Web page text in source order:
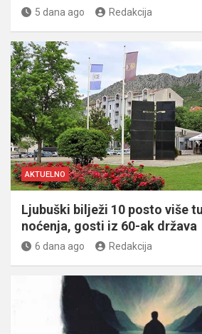
5 dana ago Redakcija
AKTUELNO
Ljubuški bilježi 10 posto više
noćenja, gosti iz 60-ak država
6 dana ago Redakcija